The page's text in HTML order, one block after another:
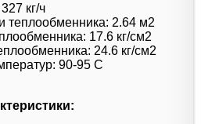
кг/ч
теплообменника: 2.64 м2
17.6 кг/см2
24.6 кг/см2
90-95 C